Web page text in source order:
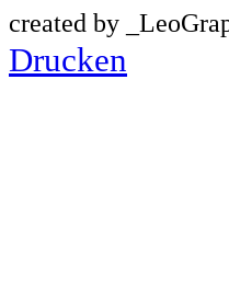
created by
Drucken